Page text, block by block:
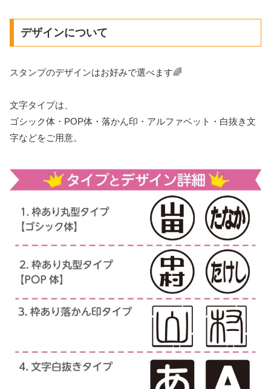
デザインについて
スタンプのデザインはお好みで選べます🌈
文字タイプは、
ゴシック体・POP体・落かん印・アルファベット・白抜き文
字などをご用意。